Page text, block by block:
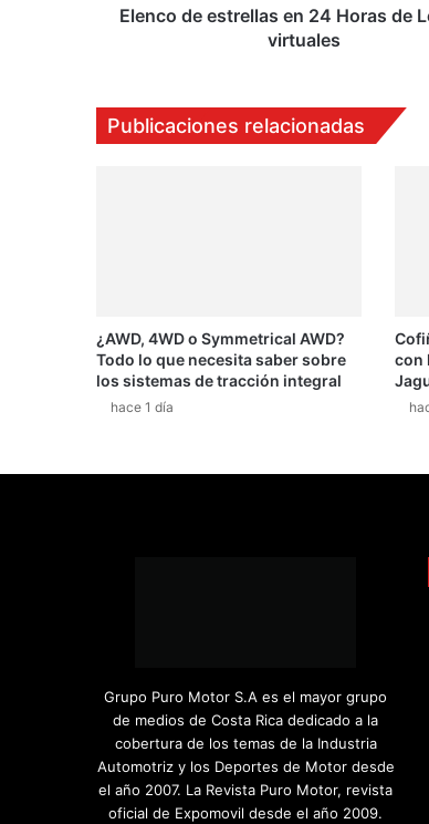
virtuales
Elenco de estrellas en 24 Horas de
virtuales
Publicaciones relacionadas
¿AWD, 4WD o Symmetrical AWD?
Todo lo que necesita saber sobre
los sistemas de tracción integral
hace 1 día
con
Grupo Puro Motor S.A es el mayor grupo
de medios de Costa Rica dedicado a la
cobertura de los temas de la Industria
Automotriz y los Deportes de Motor desde
el año 2007. La Revista Puro Motor, revista
oficial de Expomovil desde el año 2009.